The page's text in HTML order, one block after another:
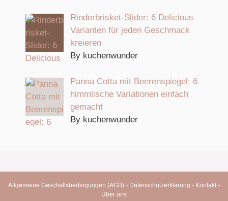
Rinderbrisket-Slider: 6 Delicious
Varianten für jeden Geschmack
kreieren
By kuchenwunder
Panna Cotta mit Beerenspiegel: 6
himmlische Variationen einfach
gemacht
By kuchenwunder
Allgemeine Geschäftsbedingungen (AGB) - Datenschutzerklärung - Kontakt -
Über uns